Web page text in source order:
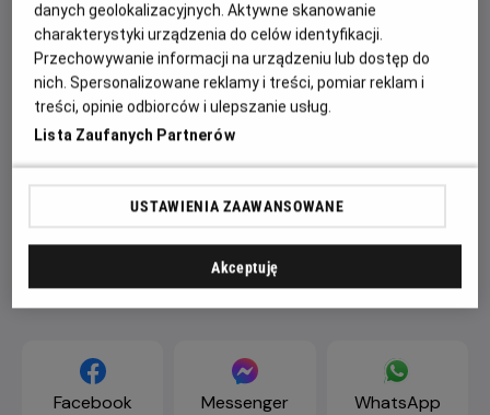
ZAPROŚ ZNAJOMYCH
Facebook Messenger WhatsApp
danych geolokalizacyjnych. Aktywne skanowanie
charakterystyki urządzenia do celów identyfikacji.
Przechowywanie informacji na urządzeniu lub dostęp do
nich. Spersonalizowane reklamy i treści, pomiar reklam i
treści, opinie odbiorców i ulepszanie usług.
Lista Zaufanych Partnerów
USTAWIENIA ZAAWANSOWANE
Akceptuję